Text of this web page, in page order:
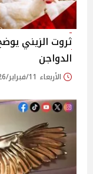
ثروت الزيني
الدواجن
الأربعاء 11/فبراير/2026 - 11:31 م